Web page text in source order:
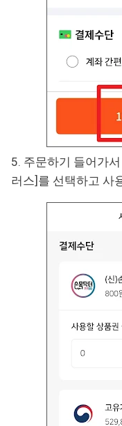
5. 주문하기 들어가
러스]를 선택하고 사